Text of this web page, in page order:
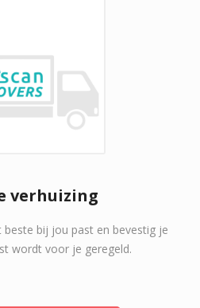
verhuizing
beste bij jou past en bevestig je
wordt voor je geregeld.